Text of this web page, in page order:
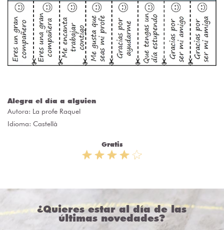
Alegra el día a alguien
Autora: La profe Raquel
Idioma: Castellà
Gratis
¿Quieres estar al día de las
últimas novedades?